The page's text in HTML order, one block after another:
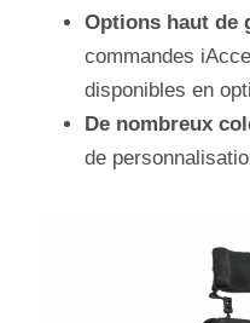
Options haut de
commandes
disponibles en
De nombreux
de